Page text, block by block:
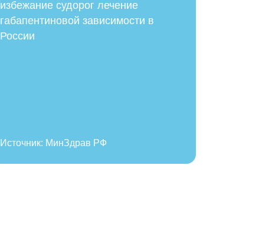
избежание судорог лечение
габапентиновой зависимости в
России
Источник: МинЗдрав РФ